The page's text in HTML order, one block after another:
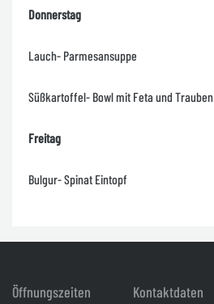
Donnerstag
Lauch- Parmesansuppe
Süßkartoffel- Bowl mit Feta und Trauben
Freitag
Bulgur- Spinat Eintopf
Öffnungszeiten Kontaktdaten